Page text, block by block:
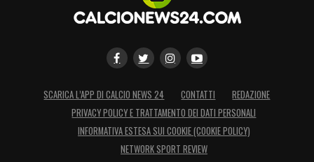
SCARICA L’APP DI CALCIO NEWS 24 CONTATTI
REDAZIONE
PRIVACY POLICY E TRATTAMENTO DEI DATI PERSONALI
INFORMATIVA ESTESA SUI COOKIE (COOKIE POLICY)
NETWORK SPORT REVIEW